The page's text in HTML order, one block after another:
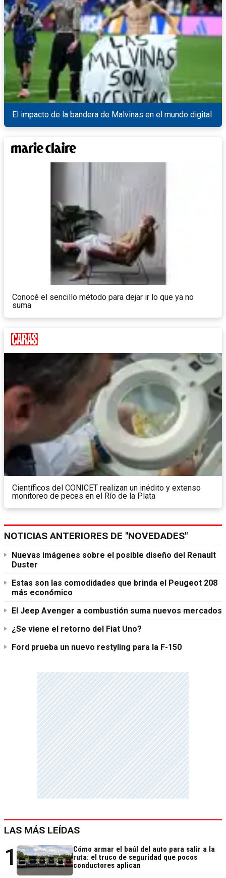
El impacto de la bandera de Malvinas en el mundo digital
Conocé el sencillo método para dejar ir lo que ya no
suma
Científicos del CONICET realizan un inédito y extenso
monitoreo de peces en el Río de la Plata
NOTICIAS ANTERIORES DE "NOVEDADES"
Nuevas imágenes sobre el posible diseño del Renault
Duster
Estas son las comodidades que brinda el Peugeot 208
más económico
El Jeep Avenger a combustión suma nuevos mercados
¿Se viene el retorno del Fiat Uno?
Ford prueba un nuevo restyling para la F-150
LAS MÁS LEÍDAS
1
Cómo armar el baúl del auto para salir a la
ruta: el truco de seguridad que pocos
conductores aplican